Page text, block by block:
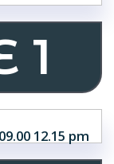
1
09.00 12.15 pm